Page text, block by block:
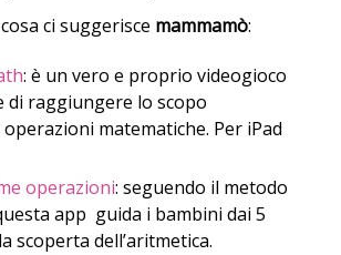
ci suggerisce mammamò:
: è un vero e proprio videogioco
di raggiungere lo scopo
matematiche. Per iPad
operazioni: seguendo il metodo
app guida i bambini dai 5
scoperta dell’aritmetica.